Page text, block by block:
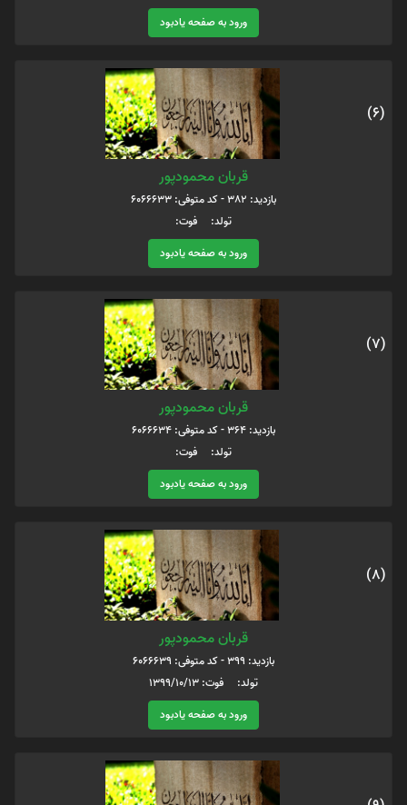
ورود به صفحه یادبود
(6)
قربان محمودپور
بازدید: 382 - کد متوفی: 6066633
تولد: فوت:
ورود به صفحه یادبود
(7)
قربان محمودپور
بازدید: 364 - کد متوفی: 6066634
تولد: فوت:
ورود به صفحه یادبود
(8)
قربان محمودپور
بازدید: 399 - کد متوفی: 6066639
تولد: فوت: 1399/10/13
ورود به صفحه یادبود